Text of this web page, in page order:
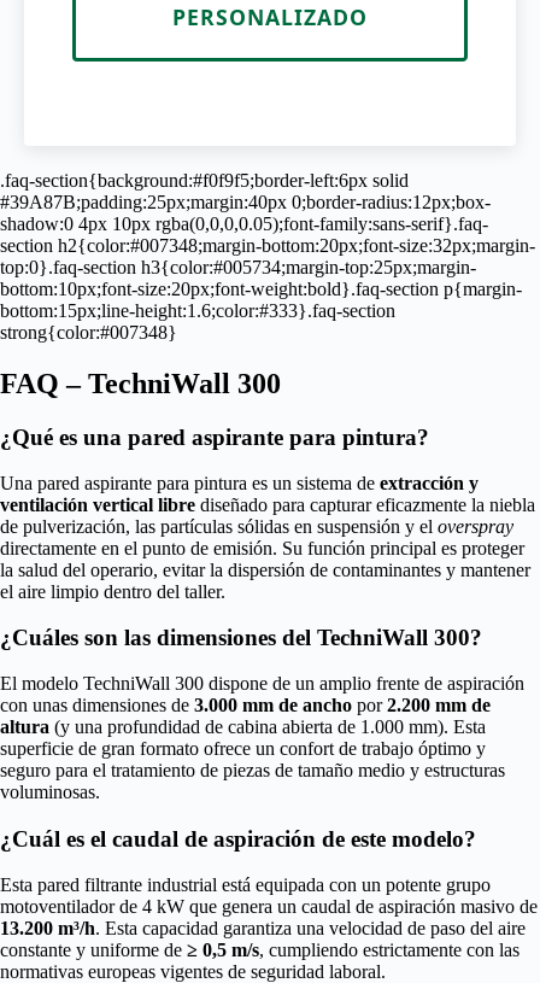
PERSONALIZADO
.faq-section{background:#f0f9f5;border-left:6px solid
#39A87B;padding:25px;margin:40px 0;border-radius:12px;box-
shadow:0 4px 10px rgba(0,0,0,0.05);font-family:sans-serif}.faq-
section h2{color:#007348;margin-bottom:20px;font-size:32px;margin-
top:0}.faq-section h3{color:#005734;margin-top:25px;margin-
bottom:10px;font-size:20px;font-weight:bold}.faq-section p{margin-
bottom:15px;line-height:1.6;color:#333}.faq-section
strong{color:#007348}
FAQ – TechniWall 300
¿Qué es una pared aspirante para pintura?
Una pared aspirante para pintura es un sistema de extracción y
ventilación vertical libre diseñado para capturar eficazmente la niebla
de pulverización, las partículas sólidas en suspensión y el overspray
directamente en el punto de emisión. Su función principal es proteger
la salud del operario, evitar la dispersión de contaminantes y mantener
el aire limpio dentro del taller.
¿Cuáles son las dimensiones del TechniWall 300?
El modelo TechniWall 300 dispone de un amplio frente de aspiración
con unas dimensiones de 3.000 mm de ancho por2.200 mm de
altura (y una profundidad de cabina abierta de 1.000 mm). Esta
superficie de gran formato ofrece un confort de trabajo óptimo y
seguro para el tratamiento de piezas de tamaño medio y estructuras
voluminosas.
¿Cuál es el caudal de aspiración de este modelo?
Esta pared filtrante industrial está equipada con un potente grupo
motoventilador de 4 kW que genera un caudal de aspiración masivo de
13.200 m³/h. Esta capacidad garantiza una velocidad de paso del aire
constante y uniforme de ≥ 0,5 m/s, cumpliendo estrictamente con las
normativas europeas vigentes de seguridad laboral.